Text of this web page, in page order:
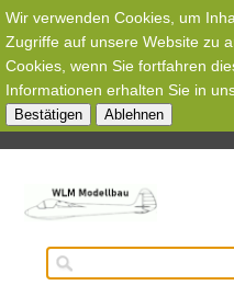
Wir verwenden Cookies, um
Zugriffe auf unsere Website zu
Cookies, wenn Sie fortfahren
Informationen erhalten Sie in
Bestätigen Ablehnen